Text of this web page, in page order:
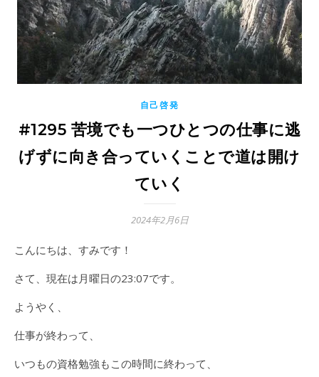
自己啓発
#1295 苦境でも一つひとつの仕事に逃
げずに向き合っていくことで道は開け
ていく
2024年2月6日
こんにちは、すみです！
さて、現在は月曜日の23:07です。
ようやく、
仕事が終わって、
いつもの資格勉強もこの時間に終わって、